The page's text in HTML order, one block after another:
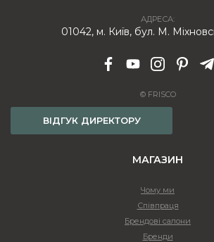
АДРЕСА:
01042, м. Київ, бул. М.
© FRISCO
ВІДГУК ДИРЕКТОРУ
МАГАЗИН
Чому ми
Співпраця
Брендові салони
Бренди